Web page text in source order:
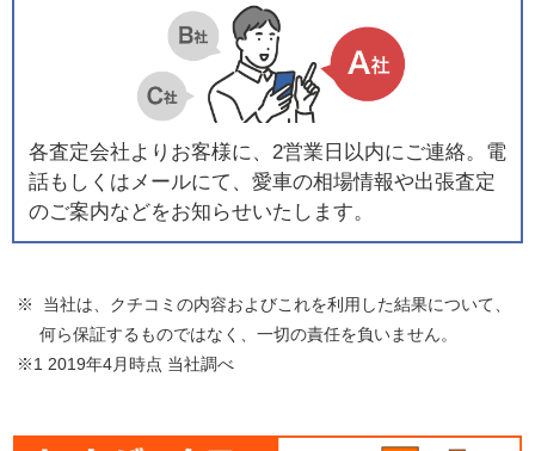
各査定会社よりお客様に、2営業日以内にご連絡。電
話もしくはメールにて、愛車の相場情報や出張査定
のご案内などをお知らせいたします。
※ 当社は、クチコミの内容およびこれを利用した結果について、
何ら保証するものではなく、一切の責任を負いません。
※1 2019年4月時点 当社調べ